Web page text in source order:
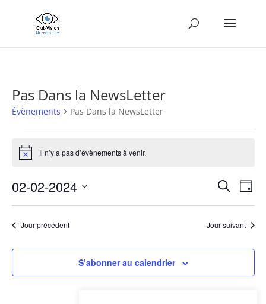
Pas Dans la NewsLetter
Évènements Pas Dans la NewsLetter
Évènements
for
février
2024
Notice Il n’y a pas d’évènements à venir.
et
de
vues
Recherche
de
Jour
02-02-2024
date.Jour précédent Jour suivant
S’abonner au calendrier